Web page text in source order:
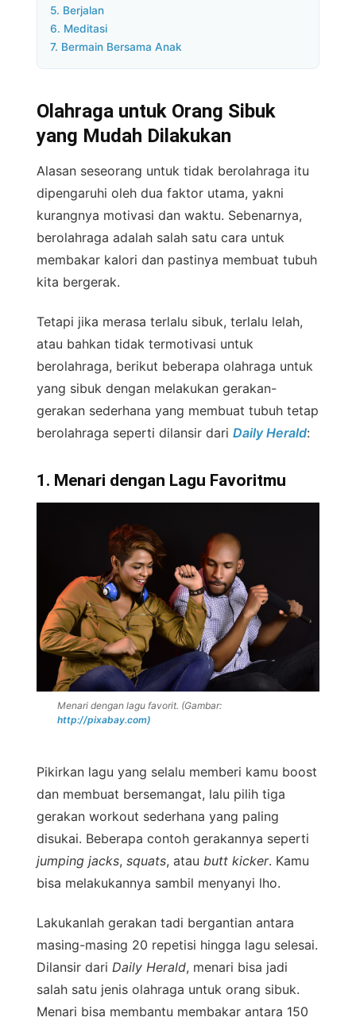
5. Berjalan
6. Meditasi
7. Bermain Bersama Anak
Olahraga untuk Orang Sibuk
yang Mudah Dilakukan
Alasan seseorang untuk tidak berolahraga itu
dipengaruhi oleh dua faktor utama, yakni
kurangnya motivasi dan waktu. Sebenarnya,
berolahraga adalah salah satu cara untuk
membakar kalori dan pastinya membuat tubuh
kita bergerak.
Tetapi jika merasa terlalu sibuk, terlalu lelah,
atau bahkan tidak termotivasi untuk
berolahraga, berikut beberapa olahraga untuk
yang sibuk dengan melakukan gerakan-
gerakan sederhana yang membuat tubuh tetap
berolahraga seperti dilansir dari Daily Herald:
1. Menari dengan Lagu Favoritmu
Menari dengan lagu favorit. (Gambar:
http://pixabay.com)
Pikirkan lagu yang selalu memberi kamu boost
dan membuat bersemangat, lalu pilih tiga
gerakan workout sederhana yang paling
disukai. Beberapa contoh gerakannya seperti
jumping jacks, squats, atau butt kicker. Kamu
bisa melakukannya sambil menyanyi lho.
Lakukanlah gerakan tadi bergantian antara
masing-masing 20 repetisi hingga lagu selesai.
Dilansir dari Daily Herald, menari bisa jadi
salah satu jenis olahraga untuk orang sibuk.
Menari bisa membantu membakar antara 150